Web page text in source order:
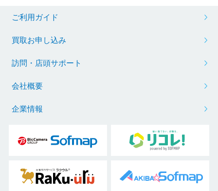
ご利用ガイド
買取お申し込み
訪問・店頭サポート
会社概要
企業情報